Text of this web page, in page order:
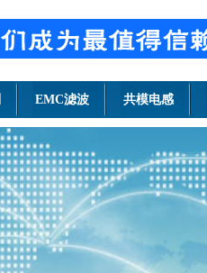
EMC滤波 共模电感